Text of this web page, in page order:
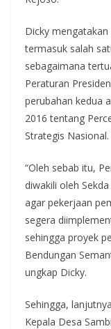
Dicky
termasuk salah
sebagaimana
Peraturan
perubahan kedua
2016 tentang
Strategis Nasional.
“Oleh sebab itu,
diwakili oleh
agar pekerjaan
segera
sehingga proyek
Bendungan
ungkap Dicky.
Sehingga,
Kepala Desa